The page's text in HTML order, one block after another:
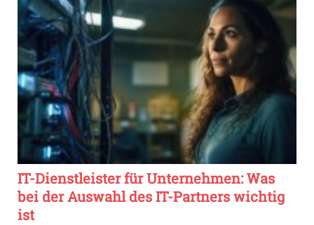
IT-Dienstleister für Unternehmen: Was
bei der Auswahl des IT-Partners wichtig
ist